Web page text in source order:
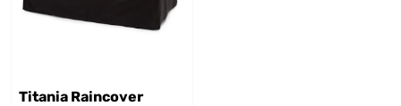
Titania Raincover